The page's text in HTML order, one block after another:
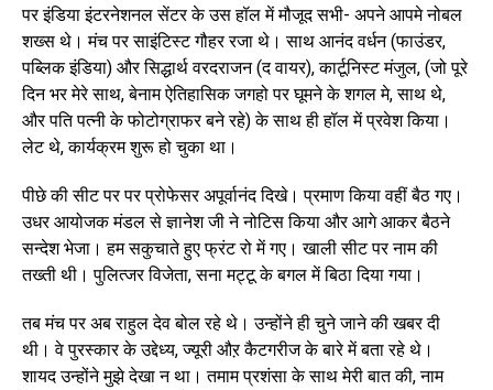
पर इंडिया इंटरनेशनल सेंटर के उस हॉल में मौजूद सभी- अपने आपमे नोबल
शख्स थे। मंच पर साइंटिस्ट गौहर रजा थे। साथ आनंद वर्धन (फाउंडर,
पब्लिक इंडिया) और सिद्धार्थ वरदराजन (द वायर), कार्टूनिस्ट मंजुल, (जो पूरे
दिन भर मेरे साथ, बेनाम ऐतिहासिक जगहो पर घूमने के शगल मे, साथ थे,
और पति पत्नी के फोटोग्राफर बने रहे) के साथ ही हॉल में प्रवेश किया।
लेट थे, कार्यक्रम शुरू हो चुका था।
पीछे की सीट पर पर प्रोफेसर अपूर्वानंद दिखे। प्रमाण किया वहीं बैठ गए।
उधर आयोजक मंडल से ज्ञानेश जी ने नोटिस किया और आगे आकर बैठने
सन्देश भेजा। हम सकुचाते हुए फ्रंट रो में गए। खाली सीट पर नाम की
तख्ती थी। पुलित्जर विजेता, सना मट्टू के बगल में बिठा दिया गया।
तब मंच पर अब राहुल देव बोल रहे थे। उन्होंने ही चुने जाने की खबर दी
थी। वे पुरस्कार के उद्देध्य, ज्यूरी औऱ कैटगरीज के बारे में बता रहे थे।
शायद उन्होंने मुझे देखा न था। तमाम प्रशंसा के साथ मेरी बात की, नाम